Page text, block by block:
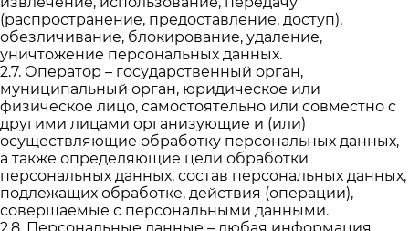
(распространение, предоставление, доступ),
обезличивание, блокирование, удаление,
уничтожение персональных данных.
2.7. Оператор – государственный орган,
муниципальный орган, юридическое или
физическое лицо, самостоятельно или совместно с
другими лицами организующие и (или)
осуществляющие обработку персональных данных,
а также определяющие цели обработки
персональных данных, состав персональных данных,
подлежащих обработке, действия (операции),
совершаемые с персональными данными.
2.8. Персональные данные – любая информация,